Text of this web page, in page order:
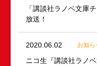
「講談社ラノベ文庫
放送！
2020.06.02 お知ら
ニコ生『講談社ラノ